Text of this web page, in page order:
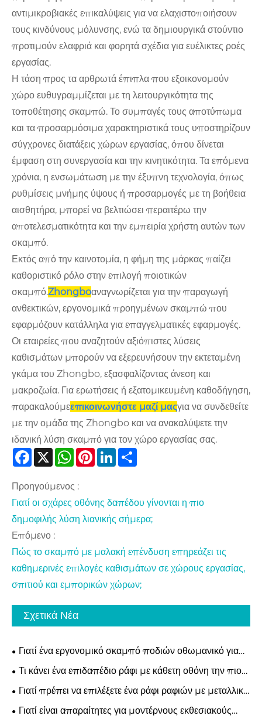
αντιμικροβιακές επικαλύψεις για να ελαχιστοποιήσουν
τους κινδύνους μόλυνσης, ενώ τα δημιουργικά στούντιο
προτιμούν ελαφριά και φορητά σχέδια για ευέλικτες ροές
εργασίας.
Η τάση προς τα αρθρωτά έπιπλα που εξοικονομούν
χώρο ευθυγραμμίζεται με τη λειτουργικότητα της
τοποθέτησης σκαμπώ. Το συμπαγές τους αποτύπωμα
και τα προσαρμόσιμα χαρακτηριστικά τους υποστηρίζουν
σύγχρονες διατάξεις χώρων εργασίας, όπου δίνεται
έμφαση στη συνεργασία και την κινητικότητα. Τα επόμενα
χρόνια, η ενσωμάτωση με την έξυπνη τεχνολογία, όπως
ρυθμίσεις μνήμης ύψους ή προσαρμογές με τη βοήθεια
αισθητήρα, μπορεί να βελτιώσει περαιτέρω την
αποτελεσματικότητα και την εμπειρία χρήστη αυτών των
σκαμπό.
Εκτός από την καινοτομία, η φήμη της μάρκας παίζει
καθοριστικό ρόλο στην επιλογή ποιοτικών
σκαμπό.Zhongboαναγνωρίζεται για την παραγωγή
ανθεκτικών, εργονομικά προηγμένων σκαμπώ που
εφαρμόζουν κατάλληλα για επαγγελματικές εφαρμογές.
Οι εταιρείες που αναζητούν αξιόπιστες λύσεις
καθισμάτων μπορούν να εξερευνήσουν την εκτεταμένη
γκάμα του Zhongbo, εξασφαλίζοντας άνεση και
μακροζωία. Για ερωτήσεις ή εξατομικευμένη καθοδήγηση,
παρακαλούμεεπικοινωνήστε μαζί μαςγια να συνδεθείτε
με την ομάδα της Zhongbo και να ανακαλύψετε την
ιδανική λύση σκαμπό για τον χώρο εργασίας σας.
Facebook
X WhatsApp
PinterestLinkedIn
Προηγούμενος :
Γιατί οι σχάρες οθόνης δαπέδου γίνονται η πιο
δημοφιλής λύση λιανικής σήμερα;
Επόμενο :
Πώς το σκαμπό με μαλακή επένδυση επηρεάζει τις
καθημερινές επιλογές καθισμάτων σε χώρους εργασίας,
σπιτιού και εμπορικών χώρων;
Σχετικά Νέα
Γιατί ένα εργονομικό σκαμπό ποδιών οθωμανικό για
κάτω από το γραφείο γίνεται απαραίτητο για τη σύγχρονη
Τι κάνει ένα επιδαπέδιο ράφι με κάθετη οθόνη την πιο
αποτελεσματική λύση για σύγχρονους χώρους λιανικής
και εκθεσιακούς χώρους
Γιατί πρέπει να επιλέξετε ένα ράφι ραφιών με μεταλλική
επένδυση κάθετης κεραμικής οθόνης για το κατάστημά
Γιατί είναι απαραίτητες για μοντέρνους εκθεσιακούς